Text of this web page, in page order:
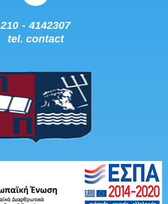
210 - 4142307
tel. contact